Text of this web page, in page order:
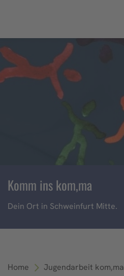
Komm ins kom,ma
Dein Ort in Schweinfurt Mitte.
Home Jugendarbeit kom,ma